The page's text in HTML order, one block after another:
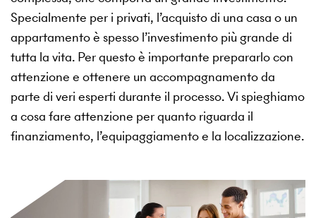
Specialmente per i privati, l’acquisto di una casa o un
appartamento è spesso l’investimento più grande di
tutta la vita. Per questo è importante prepararlo con
attenzione e ottenere un accompagnamento da
parte di veri esperti durante il processo. Vi spieghiamo
a cosa fare attenzione per quanto riguarda il
finanziamento, l’equipaggiamento e la localizzazione.